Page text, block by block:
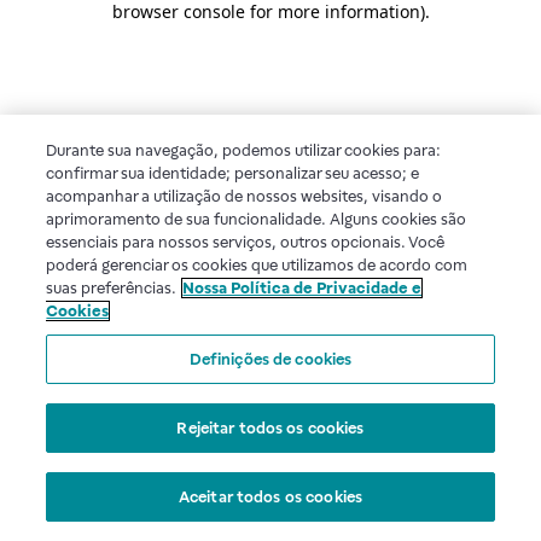
browser console for more information).
Durante sua navegação, podemos utilizar cookies para:
confirmar sua identidade; personalizar seu acesso; e
acompanhar a utilização de nossos websites, visando o
aprimoramento de sua funcionalidade. Alguns cookies são
essenciais para nossos serviços, outros opcionais. Você
poderá gerenciar os cookies que utilizamos de acordo com
suas preferências. Nossa Política de Privacidade e
Cookies
Definições de cookies
Rejeitar todos os cookies
Aceitar todos os cookies